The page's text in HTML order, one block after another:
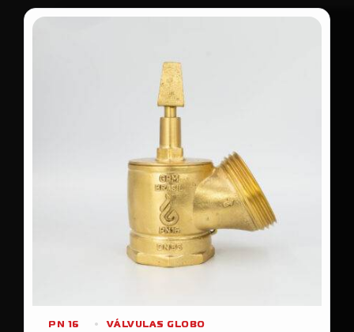
PN 16
VÁLVULAS GLOBO